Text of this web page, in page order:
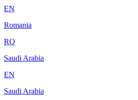
EN
Romania
RO
Saudi Arabia
EN
Saudi Arabia